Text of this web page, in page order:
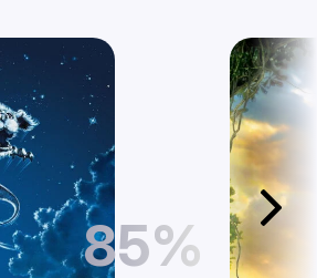
Další
85%